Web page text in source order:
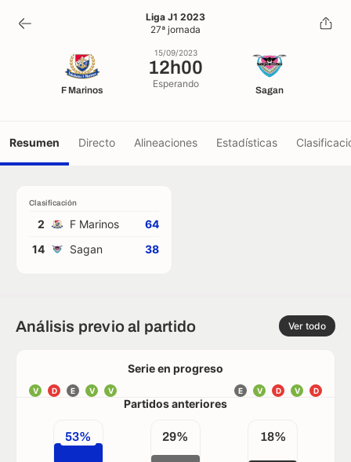
12h00
15/09/2023
Liga J1 2023
27ª jornada
F Marinos
15/09/2023
12h00
Esperando
Sagan
Resumen Directo Alineaciones Estadísticas
Clasificación
2 F Marinos
64
14
Sagan 38
Análisis previo al partido Ver todo
Serie en progreso
V D E V V D
V
D
V
E
Partidos anteriores
53% 29% 18%